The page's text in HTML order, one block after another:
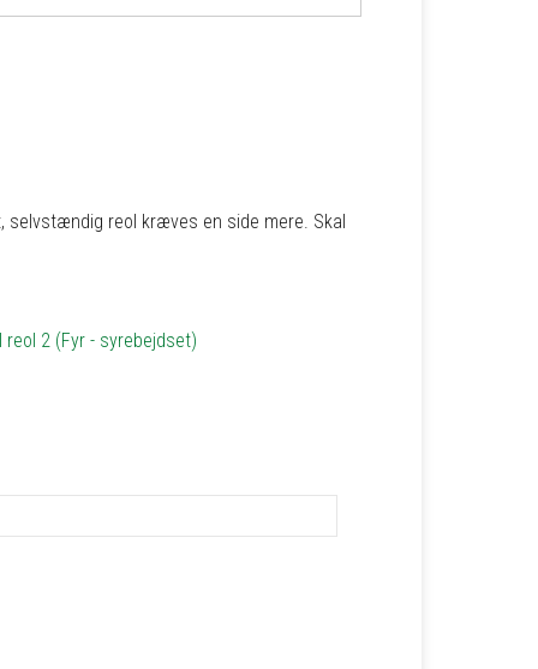
selvstændig reol kræves en side mere. Skal
reol 2 (Fyr - syrebejdset)